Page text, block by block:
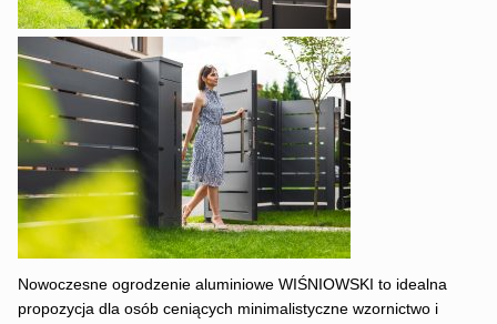
Nowoczesne ogrodzenie aluminiowe WIŚNIOWSKI to idealna
propozycja dla osób ceniących minimalistyczne wzornictwo i